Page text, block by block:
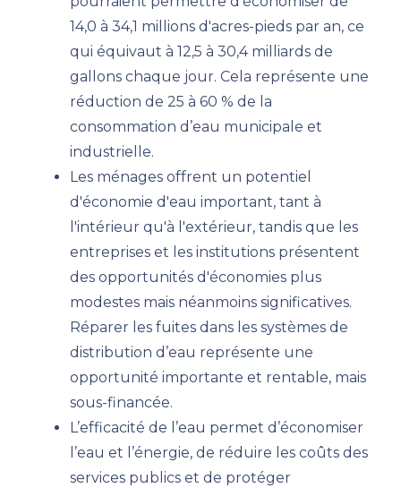
14,0 à 34,1 millions d'acres-pieds par an, ce
qui équivaut à 12,5 à 30,4 milliards de
gallons chaque jour. Cela représente une
réduction de 25 à 60 % de la
consommation d’eau municipale et
industrielle.
Les ménages offrent un potentiel
d'économie d'eau important, tant à
l'intérieur qu'à l'extérieur, tandis que les
entreprises et les institutions présentent
des opportunités d'économies plus
modestes mais néanmoins significatives.
Réparer les fuites dans les systèmes de
distribution d’eau représente une
opportunité importante et rentable, mais
sous-financée.
L’efficacité de l’eau permet d’économiser
l’eau et l’énergie, de réduire les coûts des
services publics et de protéger